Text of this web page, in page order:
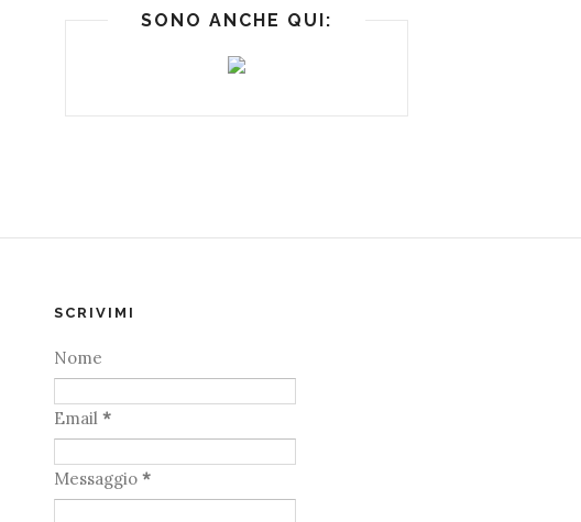
SONO ANCHE QUI:
SCRIVIMI
Nome
Email *
Messaggio *